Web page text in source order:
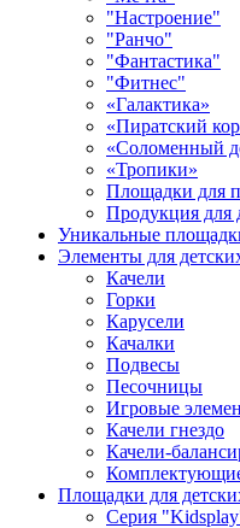
"Настроение"
"Ранчо"
"Фантастика"
"Фитнес"
«Галактика»
«Пиратский
«Соломенный
«Тропики»
Площадки для
Продукция для
Уникальные
Элементы для
Качели
Горки
Карусели
Качалки
Подвесы
Песочницы
Игровые
Качели гнездо
Качели-
Площадки для
Серия